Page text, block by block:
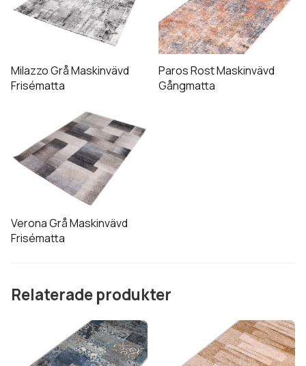
Milazzo Grå Maskinvävd
Frisématta
har
De
olika
på
produktsidan
Paros Rost Maskinvävd
Gångmatta
Verona Grå Maskinvävd
Frisématta
produkten
har
De
olika
väljas
på
Relaterade produkter